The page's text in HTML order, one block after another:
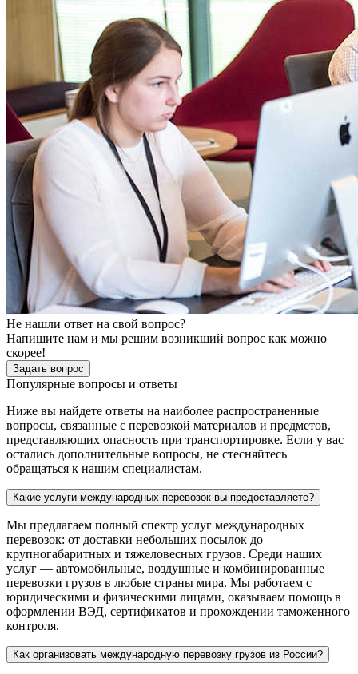
Не нашли ответ на свой вопрос?
Напишите нам и мы решим возникший вопрос как можно
скорее!
Задать вопрос
Популярные вопросы и ответы
Ниже вы найдете ответы на наиболее распространенные
вопросы, связанные с перевозкой материалов и предметов,
представляющих опасность при транспортировке. Если у вас
остались дополнительные вопросы, не стесняйтесь
обращаться к нашим специалистам.
Какие услуги международных перевозок вы предоставляете?
Мы предлагаем полный спектр услуг международных
перевозок: от доставки небольших посылок до
крупногабаритных и тяжеловесных грузов. Среди наших
услуг — автомобильные, воздушные и комбинированные
перевозки грузов в любые страны мира. Мы работаем с
юридическими и физическими лицами, оказываем помощь в
оформлении ВЭД, сертификатов и прохождении таможенного
контроля.
Как организовать международную перевозку грузов из России?